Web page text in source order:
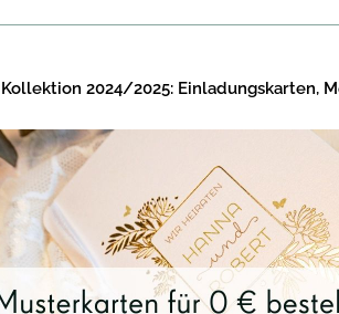
2024/2025: Einladungskarten,